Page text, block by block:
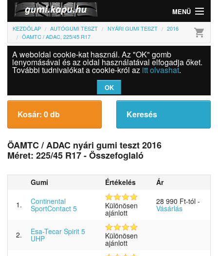
MENÜ
Gumi
Felni
Szolgáltatások
KEZDŐLAP AUTÓGUMI TESZT NYÁRI GUMI TESZT
2016
ÖAMTC / ADAC, 225/45 R17
shopping_cart
A weboldal cookie-kat használ. Az "OK" gomb
lenyomásával és az oldal használatával elfogadja őket.
További tudnivalókat a cookie-król az itt olvashat.
OK
Kosár: 0 db Keresés
ÖAMTC / ADAC nyári gumi teszt 2016
Méret: 225/45 R17- Összefoglaló
Gumi Értékelés Ár
1. Continental
SportContact 5 Különösen
ajánlott
28 990 Ft-tól-
Vásárlás
2. Esa-Tecar Spirit 5
UHP Különösen
ajánlott